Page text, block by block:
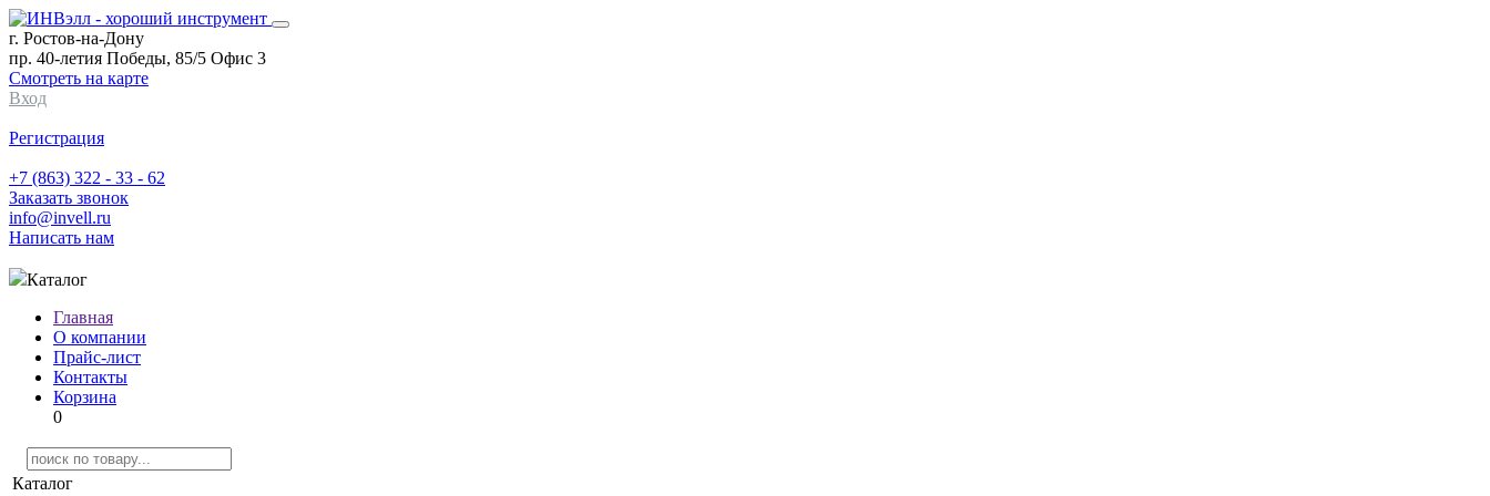
г. Ростов-на-Дону
пр. 40-летия Победы, 85/5 Офис 3
Смотреть на карте
Вход
Регистрация
+7 (863) 322 - 33 - 62
Заказать звонок
info@invell.ru
Написать нам
Каталог
Главная
О компании
Прайс-лист
Контакты
Корзина
0
Каталог